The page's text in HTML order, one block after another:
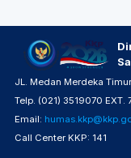
JL. Medan Merdeka
Telp. (021) 3519070
Email:
Call Center KKP: 141